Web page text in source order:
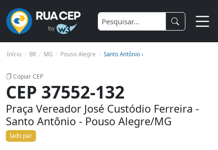
Início BR MG Pouso Alegre Santo Antônio ›
Copiar CEP
CEP 37552-132
Praça Vereador José Custódio Ferreira -
Santo Antônio - Pouso Alegre/MG
lado par